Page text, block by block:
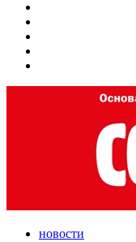
новости